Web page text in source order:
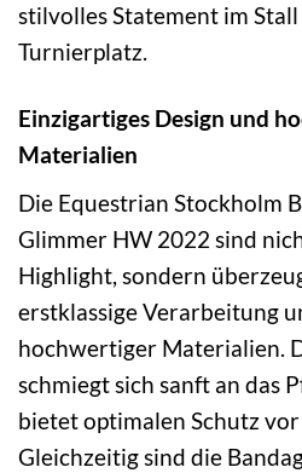
stilvolles Statement im
Turnierplatz.
Einzigartiges Design und
Materialien
Die Equestrian Stockholm
Glimmer HW 2022 sind
Highlight, sondern
erstklassige Verarbeitung
hochwertiger Materialien.
schmiegt sich sanft an das
bietet optimalen Schutz
Gleichzeitig sind die